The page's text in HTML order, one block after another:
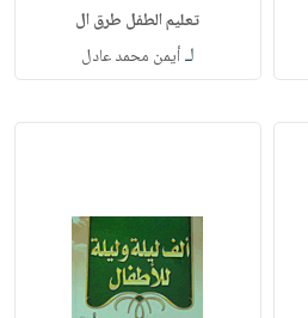
تعليم الطفل طرق ال
لـأيمن محمد عادل